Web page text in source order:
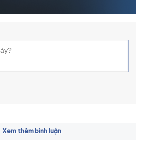
TRỞ THÀNH THÀNH PHỐ TRỰC THUỘC
Xem thêm bình luận